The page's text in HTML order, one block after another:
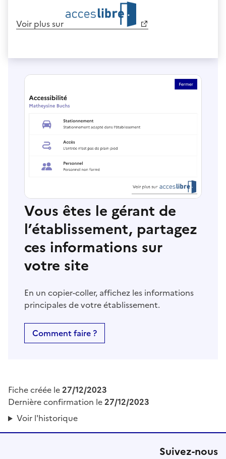
Voir plus sur
Vous êtes le gérant de
l’établissement, partagez
ces informations sur
votre site
En un copier-coller, affichez les informations
principales de votre établissement.
Comment faire ?
Fiche créée le27/12/2023
Dernière confirmation le27/12/2023
Voir l'historique
Suivez-nous